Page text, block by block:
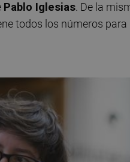
Pablo Iglesias. De la
todos los números para